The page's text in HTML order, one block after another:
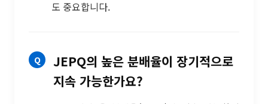
도 중요합니다.
JEPQ의 높은 분배율이 장기적으로
지속 가능한가요?